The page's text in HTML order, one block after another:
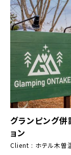
グランピング併
ョン
Client : ホテル木曽